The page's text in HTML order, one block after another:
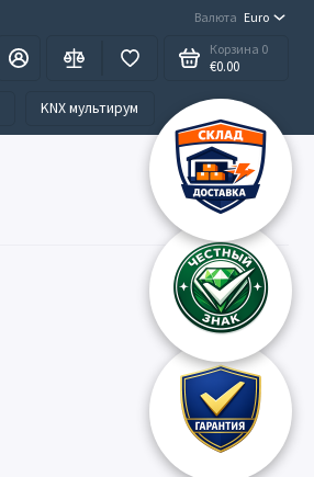
Валюта Euro
Корзина 0
€0.00
KNX мультирум